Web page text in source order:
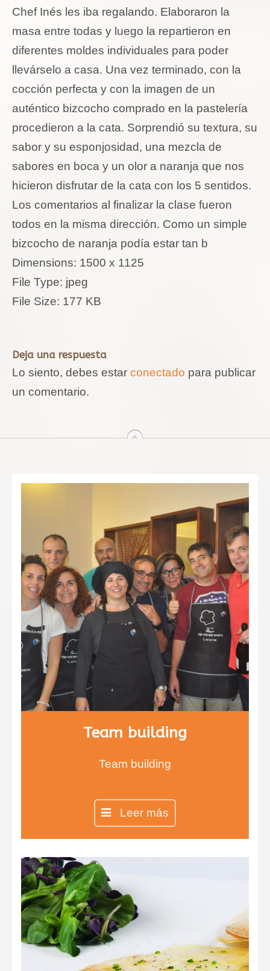
Chef Inés les iba regalando. Elaboraron la
masa entre todas y luego la repartieron en
diferentes moldes individuales para poder
llevárselo a casa. Una vez terminado, con la
cocción perfecta y con la imagen de un
auténtico bizcocho comprado en la pastelería
procedieron a la cata. Sorprendió su textura, su
sabor y su esponjosidad, una mezcla de
sabores en boca y un olor a naranja que nos
hicieron disfrutar de la cata con los 5 sentidos.
Los comentarios al finalizar la clase fueron
todos en la misma dirección. Como un simple
bizcocho de naranja podía estar tan b
Dimensions: 1500 x 1125
File Type: jpeg
File Size: 177 KB
Deja una respuesta
Lo siento, debes estar conectado para publicar
un comentario.
arriba
Team building
Team building
Leer más